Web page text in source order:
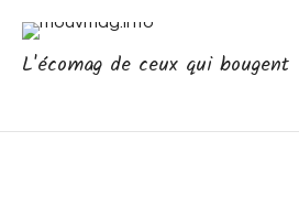
L'écomag de ceux qui bougent